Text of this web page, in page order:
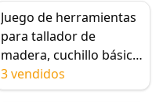
Antideslizantes
Juego de herramientas
para tallador de
madera, cuchillo básico
para tallar madera con
10 hojas SK5
3 vendidos